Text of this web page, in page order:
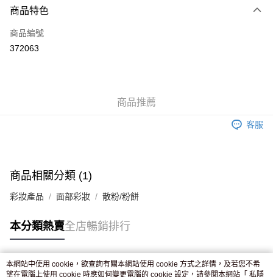
信用卡
Apple Pay
付款後門市自取，訂單確認後2-4個工作天到店，7天內取。逾期後
商品特色
商品編號
372063
商品推薦
客服
商品相關分類 (1)
彩妝產品 面部彩妝 散粉/粉餅
本分類熱賣全店暢銷排行
熱門標籤
本網站中使用 cookie，欲查詢有關本網站使用 cookie 方式之詳情，及若您不希
望在電腦上使用 cookie 時應如何變更電腦的 cookie 設定，請參閱本網站「 私隱